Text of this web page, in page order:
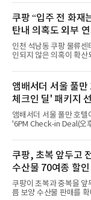
라 극장을 모티브로 한
다. 무대 공간 및 티켓 박
필먼트서비스(CFS)가
주민을 대상으로 전문 출
나섬으로써 본격적인 지
작된 것이다.대피소 주민
부터 2가구 지원 완료
현북초등학교, 신현여자
관내 임시 대피소 3곳에
민들의 호응 속에 CFS는
난 28일 오후 전문 청소업
쿠팡 “입주 전 화재
탄내 의혹도 외부
인천 석남동 쿠팡 물류센
인되지 않은 의혹이 확산
에 대해서는 외부 화재
고, 2023년 같은 물류센
대해서도 쿠팡 입주 전 공
이라며 선을 그었다.쿠팡
내부에서 불이 타는 냄새
해 “사실무근”이라는 입
“인근에서 지난 15일 다
것으로 확인됐다”고 설
재 원인은 추후 조사될
앰배서더 서울 풀만
체크인 딜' 패키지
앰배서더 서울 풀만 호텔
'6PM Check-in Deal(오
으로 여유로운 저녁 시간
작할 수 있도록 준비됐다.
텔 측은 “퇴근 후 또는 주
온전한 휴식을 원하는 고
을 제공한다”고 밝혔다.
제큐티브 두 가지 타입으
키지는 객실 1박(룸 온리
쿠팡, 초복 앞두고
수산물 70여종 할인
쿠팡이 초복과 중복을 앞
름 보양 수산물 판매를